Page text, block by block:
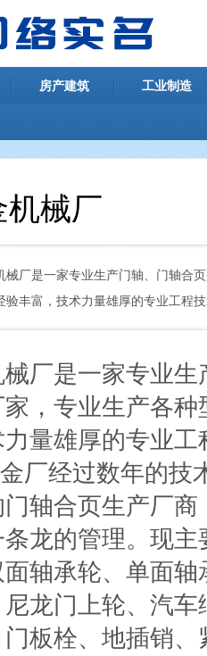
房产建筑 工业制造
机械厂
械厂是一家专业生产门轴、门轴合
验丰富，技术力量雄厚的专业工程
厂是一家专业
，专业生产各
量雄厚的专业工
经过数年的技
轴合页生产厂
龙的管理。现
轴承轮、单面
龙门上轮、汽
板栓、地插销